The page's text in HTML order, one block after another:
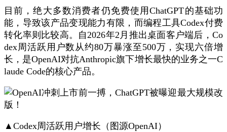
目前，绝大多数消费者仍免费使用ChatGPT的基础功
能，导致该产品变现能力有限，而编程工具Codex付费
转化率则比较高。自2026年2月推出桌面客户端后，Co
dex周活跃用户数从约80万暴涨至500万，实现六倍增
长，是OpenAI对抗Anthropic旗下增长最快的业务之一C
laude Code的核心产品。
▲Codex周活跃用户增长（图源OpenAI）